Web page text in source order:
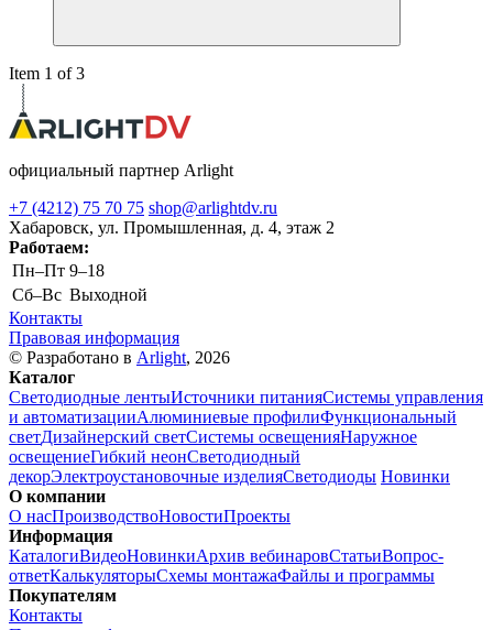
Item 1 of 3
официальный партнер Arlight
+7 (4212) 75 70 75 shop@arlightdv.ru
Хабаровск, ул. Промышленная, д. 4, этаж 2
Работаем:
Пн–Пт 9–18
Cб–Вс Выходной
Контакты
Правовая информация
© Разработано в Arlight, 2026
Каталог
Светодиодные лентыИсточники питанияСистемы управления
и автоматизацииАлюминиевые профилиФункциональный
светДизайнерский светСистемы освещенияНаружное
освещениеГибкий неонСветодиодный
декорЭлектроустановочные изделияСветодиоды Новинки
О компании
О насПроизводствоНовостиПроекты
Информация
КаталогиВидеоНовинкиАрхив вебинаровСтатьиВопрос-
ответКалькуляторыСхемы монтажаФайлы и программы
Покупателям
Контакты